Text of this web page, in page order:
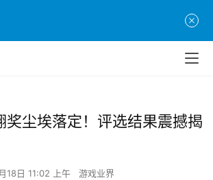
奖尘埃落定！评选结果震撼揭
18日 11:02 上午 游戏业界